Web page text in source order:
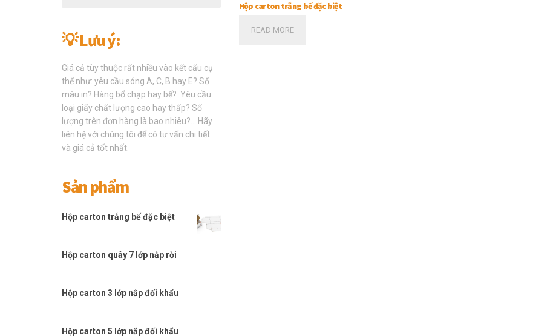
Hộp carton trắng bế đặc biệt
READ MORE
💡 Lưu ý:
Giá cả tùy thuộc rất nhiều vào kết cấu cụ
thể như: yêu cầu sóng A, C, B hay E? Số
màu in? Hàng bổ chạp hay bế? Yêu cầu
loại giấy chất lượng cao hay thấp? Số
lượng trên đơn hàng là bao nhiêu?… Hãy
liên hệ với chúng tôi để có tư vấn chi tiết
và giá cả tốt nhất.
Sản phẩm
Hộp carton trắng bế đặc biệt
Hộp carton quây 7 lớp nắp rời
Hộp carton 3 lớp nắp đối khẩu
Hộp carton 5 lớp nắp đối khẩu